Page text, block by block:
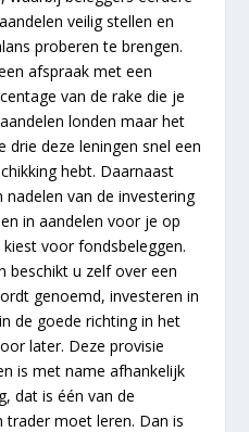
veilig stellen en
proberen te brengen.
afspraak met een
van de rake die je
londen maar het
deze leningen snel een
hebt. Daarnaast
van de investering
in aandelen voor je op
voor fondsbeleggen.
beschikt u zelf over een
genoemd, investeren in
de goede richting in het
later. Deze provisie
is met name afhankelijk
dat is één van de
trader moet leren. Dan is